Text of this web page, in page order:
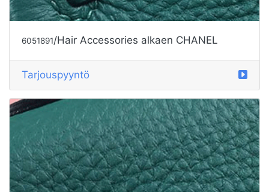
6051891/Hair Accessories alkaen CHANEL
Tarjouspyyntö